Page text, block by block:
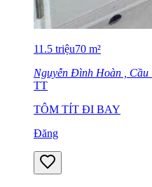
11.5 triệu70 m²
Nguyễn Đình Hoàn , Cầu
TT
TÔM TÍT ĐI BAY
Đăng